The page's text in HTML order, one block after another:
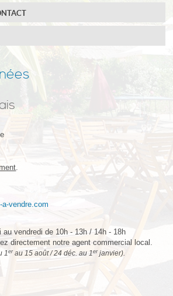
.
vendre.com
au vendredi de 10h - 13h / 14h - 18h
directement notre agent commercial local.
1erau 15 août / 24 déc. au 1erjanvier).